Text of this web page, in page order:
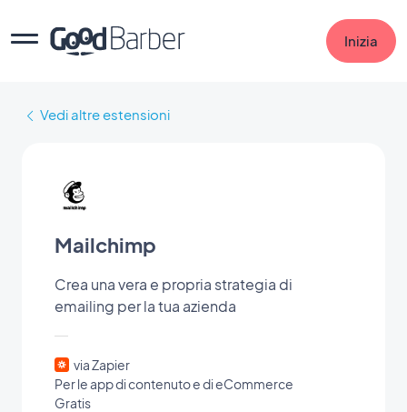
Inizia
Vedi altre estensioni
Mailchimp
Crea una vera e propria strategia di
emailing per la tua azienda
via Zapier
Per le app di contenuto e di eCommerce
Gratis